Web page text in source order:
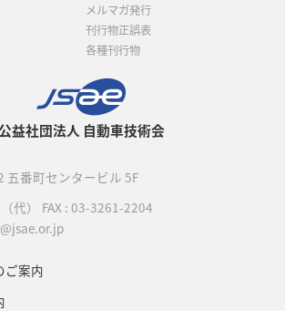
公益社団法人 自動車技術会
五番町センタービル 5F
（代） FAX : 03-3261-2204
ご案内
メルマガ発行
刊行物正誤表
各種刊行物